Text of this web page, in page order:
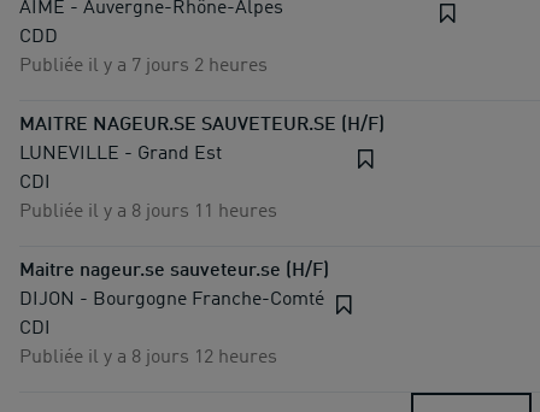
AIME - Auvergne-Rhône-Alpes
CDD
Publiée il y a 7 jours 2 heures
MAITRE NAGEUR.SE SAUVETEUR.SE (H/F)
LUNEVILLE - Grand Est
CDI
Publiée il y a 8 jours 11 heures
Maitre nageur.se sauveteur.se (H/F)
DIJON - Bourgogne Franche-Comté
CDI
Publiée il y a 8 jours 12 heures